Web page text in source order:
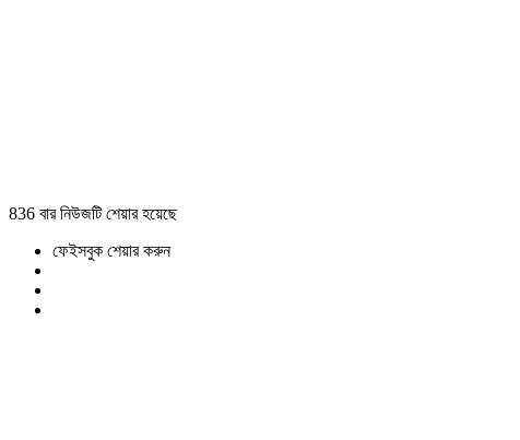
836 বার নিউজটি শেয়ার হয়েছে
ফেইসবুক শেয়ার করুন